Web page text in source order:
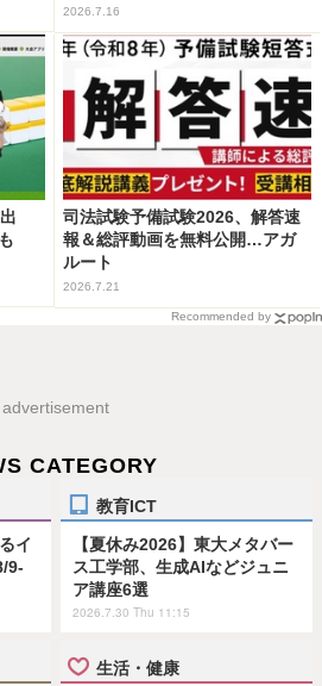
2026.7.16
司法試験予備試験2026、解答速
報＆総評動画を無料公開…アガ
ルート
2026.7.21
Recommended by
advertisement
CATEGORY
イ
9-
教育ICT
【夏休み2026】東大メタバー
ス工学部、生成AIなどジュニ
ア講座6選
2026.7.30 Thu 11:15
生活・健康